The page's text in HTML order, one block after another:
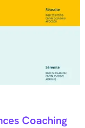
Coaching